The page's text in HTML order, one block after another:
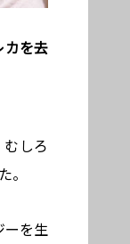
カを去
むしろ
。
ーを生